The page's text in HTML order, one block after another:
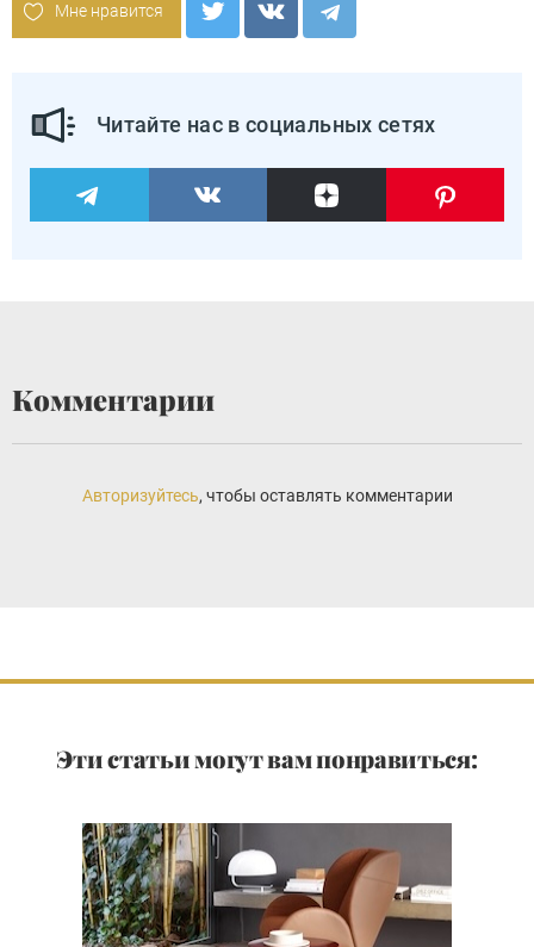
Мне нравится
Читайте нас в социальных сетях
Комментарии
Авторизуйтесь, чтобы оставлять комментарии
Эти статьи могут вам понравиться: